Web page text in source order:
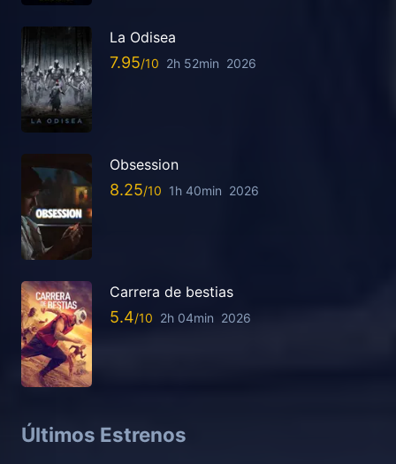
La Odisea
7.95 2h 52min 2026
Obsession
8.25 1h 40min 2026
Carrera de bestias
5.4 2h 04min 2026
Últimos Estrenos